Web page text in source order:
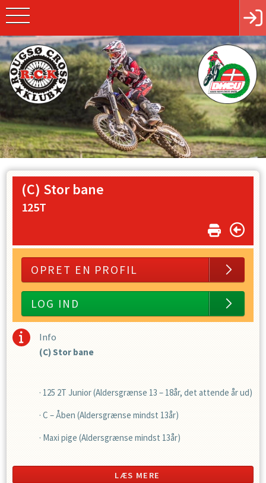
(C) Stor bane
125T
OPRET EN PROFIL
LOG IND
Info
(C) Stor bane
· 125 2T Junior (Aldersgrænse 13 – 18år, det attende år ud)
· C – Åben (Aldersgrænse mindst 13år)
· Maxi pige (Aldersgrænse mindst 13år)
LÆS MERE